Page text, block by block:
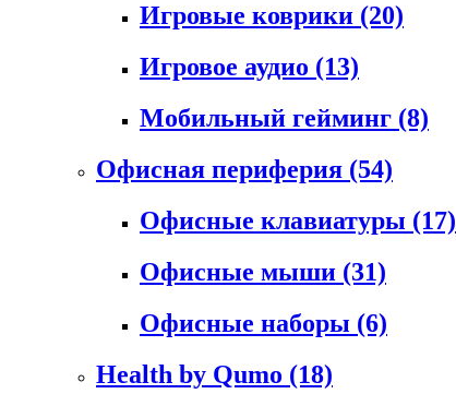
Игровые коврики (20)
Игровое аудио (13)
Мобильный гейминг (8)
Офисная периферия (54)
Офисные клавиатуры (17)
Офисные мыши (31)
Офисные наборы (6)
Health by Qumo (18)